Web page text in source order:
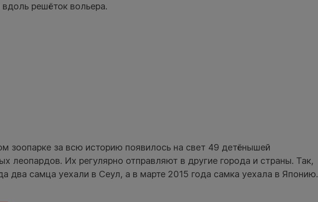
решёток вольера.
зоопарке за всю историю появилось на свет 49 детёнышей
леопардов. Их регулярно отправляют в другие города и страны. Так,
два самца уехали в Сеул, а в марте 2015 года самка уехала в Японию.